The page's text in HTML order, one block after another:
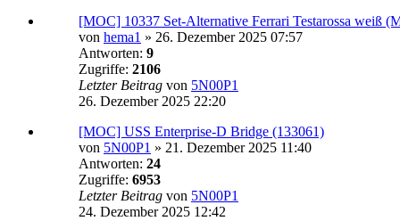
[MOC] 10337 Set-Alternative Ferrari Testarossa weiß
von hema1 » 26. Dezember 2025 07:57
Antworten: 9
Zugriffe: 2106
Letzter Beitrag von 5N00P1
26. Dezember 2025 22:20
[MOC] USS Enterprise-D Bridge (133061)
von 5N00P1 » 21. Dezember 2025 11:40
Antworten: 24
Zugriffe: 6953
Letzter Beitrag von 5N00P1
24. Dezember 2025 12:42